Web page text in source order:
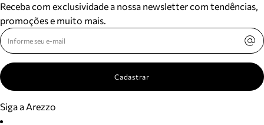
Receba com exclusividade a nossa newsletter com tendências,
promoções e muito mais.
Cadastrar
Siga a Arezzo